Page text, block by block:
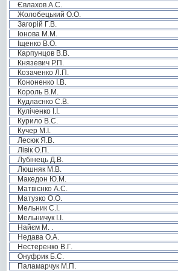
Євлахов А.С.
Жолобецький О.О.
Загорій Г.В.
Іонова М.М.
Іщенко В.О.
Карпунцов В.В.
Князевич Р.П.
Козаченко Л.П.
Кононенко І.В.
Король В.М.
Кудлаєнко С.В.
Куліченко І.І.
Курило В.С.
Кучер М.І.
Лесюк Я.В.
Лівік О.П.
Лубінець Д.В.
Люшняк М.В.
Македон Ю.М.
Матвієнко А.С.
Матузко О.О.
Мельник С.І.
Мельничук І.І.
Найєм М. .
Недава О.А.
Нестеренко В.Г.
Онуфрик Б.С.
Паламарчук М.П.